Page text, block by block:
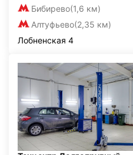
Бибирево(1,6 км)
Алтуфьево(2,35 км)
Лобненская 4